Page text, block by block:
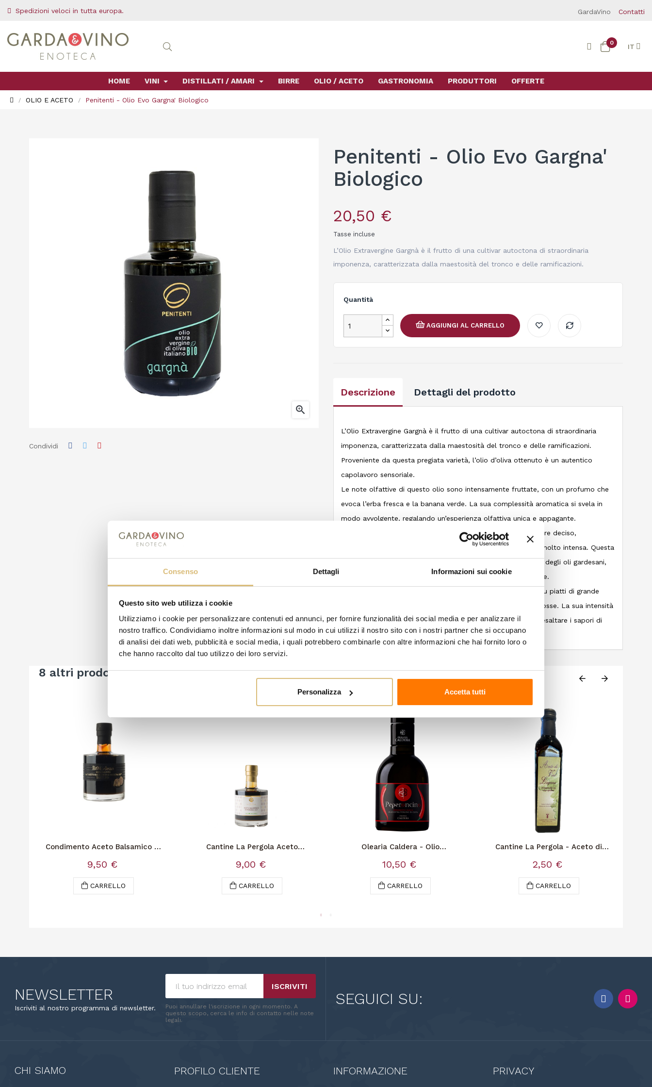
Consenso Dettagli Informazioni sui cookie
Questo sito web utilizza i cookie
Utilizziamo i cookie per personalizzare contenuti ed annunci, per fornire funzionalità dei social media e per analizzare il
nostro traffico. Condividiamo inoltre informazioni sul modo in cui utilizzi il nostro sito con i nostri partner che si occupano
di analisi dei dati web, pubblicità e social media, i quali potrebbero combinarle con altre informazioni che hai fornito loro o
che hanno raccolto dal tuo utilizzo dei loro servizi.
Personalizza Accetta tutti
Spedizioni veloci in tutta europa. GardaVino Contatti
0 IT
HOME VINI DISTILLATI / AMARI BIRRE OLIO / ACETO GASTRONOMIA PRODUTTORI OFFERTE
OLIO E ACETO Penitenti - Olio Evo Gargna' Biologico

Condividi
Penitenti - Olio Evo Gargna'
Biologico
20,50 €
Tasse incluse
L’Olio Extravergine Gargnà è il frutto di una cultivar autoctona di straordinaria
imponenza, caratterizzata dalla maestosità del tronco e delle ramificazioni.
Quantità
AGGIUNGI AL CARRELLO
Descrizione Dettagli del prodotto
L’Olio Extravergine Gargnà è il frutto di una cultivar autoctona di straordinaria
imponenza, caratterizzata dalla maestosità del tronco e delle ramificazioni.
Proveniente da questa pregiata varietà, l’olio d’oliva ottenuto è un autentico
capolavoro sensoriale.
Le note olfattive di questo olio sono intensamente fruttate, con un profumo che
evoca l’erba fresca e la banana verde. La sua complessità aromatica si svela in
modo avvolgente, regalando un’esperienza olfattiva unica e appagante.
Al gusto, l’Olio Extravergine Gargnà si distingue per un carattere deciso,
accompagnato da una sorprendente sensazione di piccante molto intensa. Questa
piccantezza distintiva prevale sul sapore dolce iniziale, tipico degli oli gardesani,
conferendo all’olio un profilo gustativo unico e indimenticabile.
Consigliamo vivamente l’utilizzo di questo straordinario olio su piatti di grande
rilevanza, in particolare quelli dai gusti decisi, come le carni rosse. La sua intensità
e complessità aromatica lo rendono il compagno ideale per esaltare i sapori di
pietanze robuste e ricche.
8 altri prodotti della stessa categoria:
Condimento Aceto Balsamico Al
9,50 €
CARRELLO
Cantine La Pergola Aceto
9,00 €
CARRELLO
Olearia Caldera - Olio
Lt
10,50 €
CARRELLO
Cantine La Pergola - Aceto di
2,50 €
CARRELLO
NEWSLETTER
Iscriviti al nostro programma di newsletter.
ISCRIVITI
Puoi annullare l'iscrizione in ogni momento. A
questo scopo, cerca le info di contatto nelle note
legali.
SEGUICI SU:
CHI SIAMO PROFILO CLIENTE INFORMAZIONE PRIVACY